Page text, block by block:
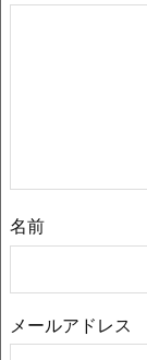
名前
メールアドレス